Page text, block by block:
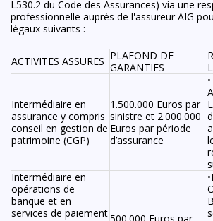
L530.2 du Code des Assurances) via une
professionnelle auprès de l'assureur AIG
légaux suivants :
ACTIVITES ASSURES PLAFOND DE
GARANTIES
Intermédiaire en
assurance y compris
conseil en gestion de
patrimoine (CGP)
1.500.000 Euros par
sinistre et 2.000.000
Euros par période
d’assurance
Intermédiaire en
opérations de
banque et en
services de paiement